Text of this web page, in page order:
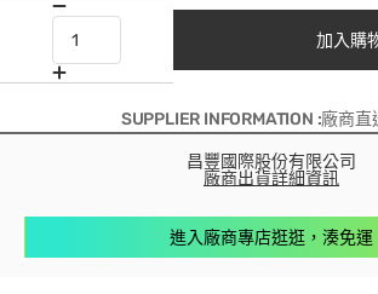
加入購
SUPPLIER INFORMATION :廠商直
昌豐國際股份有限公司
廠商出貨詳細資訊
進入廠商專店逛逛，湊免運